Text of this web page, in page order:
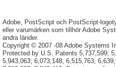
Adobe, PostScript och PostScript-
eller varumärken som tillhör Adobe
andra länder.
Copyright © 2007 -08 Adobe Systems
Protected by U.S. Patents 5,737,599;
5,943,063; 6,073,148; 6,515,763;